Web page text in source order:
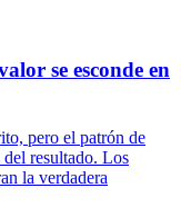
se esconde en
pero el patrón de
resultado. Los
la verdadera